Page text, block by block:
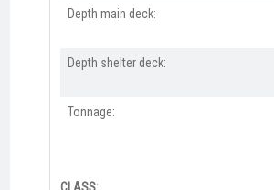
Depth main deck:
Depth shelter deck:
Tonnage: